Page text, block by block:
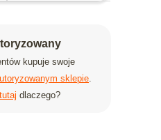
kupuje swoje
sklepie.
tutaj dlaczego?